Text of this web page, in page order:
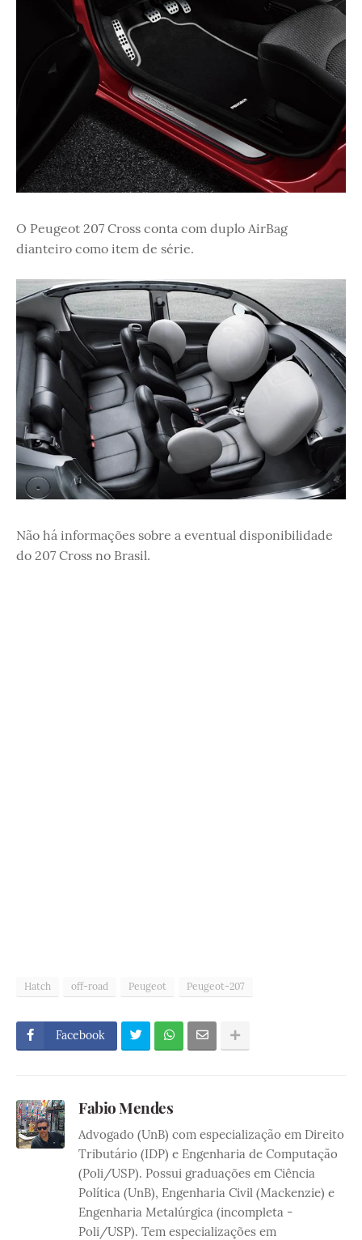
O Peugeot 207 Cross conta com duplo AirBag
dianteiro como item de série.
Não há informações sobre a eventual disponibilidade
do 207 Cross no Brasil.
Hatch off-road Peugeot Peugeot-207
Facebook
Fabio Mendes
Advogado (UnB) com especialização em Direito
Tributário (IDP) e Engenharia de Computação
(Poli/USP). Possui graduações em Ciência
Política (UnB), Engenharia Civil (Mackenzie) e
Engenharia Metalúrgica (incompleta -
Poli/USP). Tem especializações em